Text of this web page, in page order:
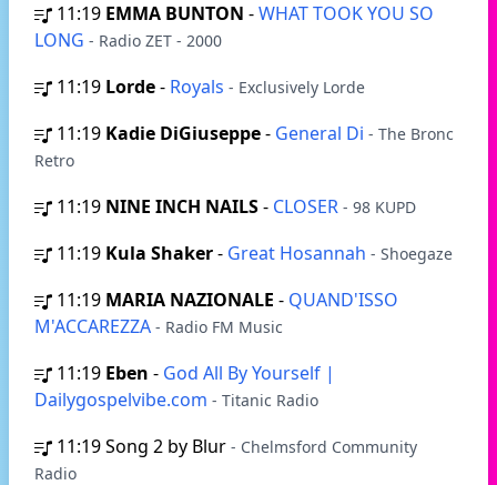
11:19 EMMA BUNTON -WHAT TOOK YOU SO
LONG - Radio ZET - 2000
11:19 Lorde- Royals - Exclusively Lorde
11:19 Kadie DiGiuseppe- General Di - The Bronc
Retro
11:19 NINE INCH NAILS- CLOSER - 98 KUPD
11:19 Kula Shaker- Great Hosannah - Shoegaze
11:19 MARIA NAZIONALE - QUAND'ISSO
M'ACCAREZZA - Radio FM Music
11:19 Eben - God All By Yourself |
Dailygospelvibe.com - Titanic Radio
11:19Song 2 by Blur - Chelmsford Community
Radio